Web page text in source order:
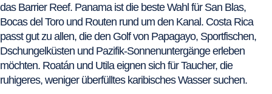
das Barrier Reef. Panama ist die beste Wahl für San Blas,
Bocas del Toro und Routen rund um den Kanal. Costa Rica
passt gut zu allen, die den Golf von Papagayo, Sportfischen,
Dschungelküsten und Pazifik-Sonnenuntergänge erleben
möchten. Roatán und Utila eignen sich für Taucher, die
ruhigeres, weniger überfülltes karibisches Wasser suchen.